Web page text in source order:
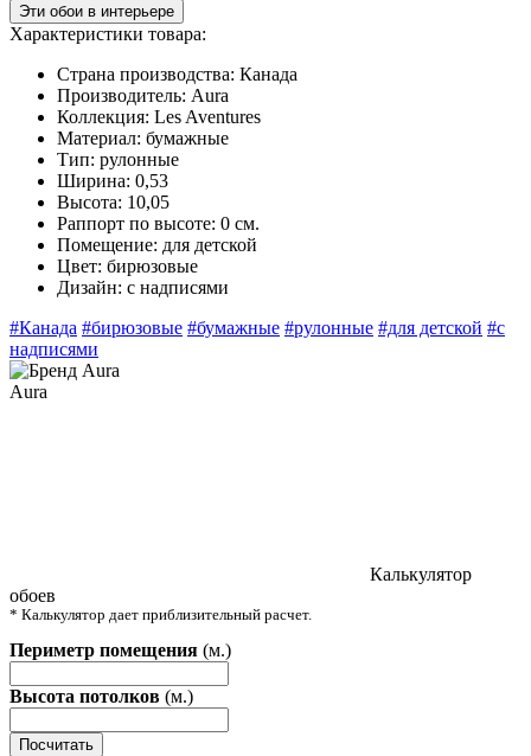
Эти обои в интерьере
Характеристики товара:
Страна производства: Канада
Производитель: Aura
Коллекция: Les Aventures
Материал: бумажные
Тип: рулонные
Ширина: 0,53
Высота: 10,05
Раппорт по высоте: 0 см.
Помещение: для детской
Цвет: бирюзовые
Дизайн: с надписями
#Канада #бирюзовые #бумажные #рулонные #для детской #с
надписями
Aura
Калькулятор
обоев
* Калькулятор дает приблизительный расчет.
Периметр помещения (м.)
Высота потолков (м.)
Посчитать